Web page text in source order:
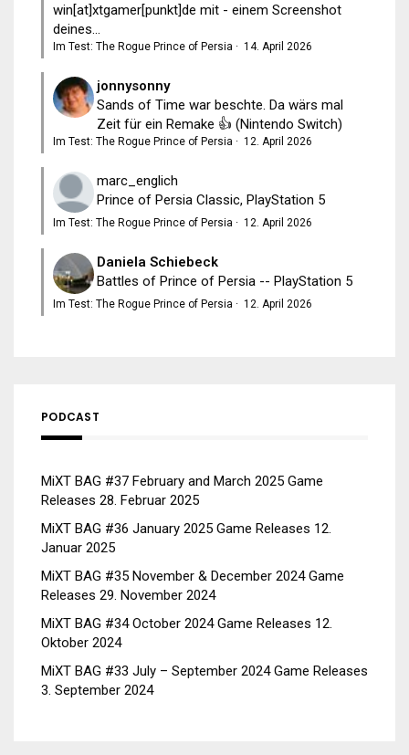
win[at]xtgamer[punkt]de mit - einem Screenshot
deines...
Im Test: The Rogue Prince of Persia · 14. April 2026
jonnysonny
Sands of Time war beschte. Da wärs mal
Zeit für ein Remake 👍 (Nintendo Switch)
Im Test: The Rogue Prince of Persia · 12. April 2026
marc_englich
Prince of Persia Classic, PlayStation 5
Im Test: The Rogue Prince of Persia · 12. April 2026
Daniela Schiebeck
Battles of Prince of Persia -- PlayStation 5
Im Test: The Rogue Prince of Persia · 12. April 2026
PODCAST
MiXT BAG #37 February and March 2025 Game
Releases 28. Februar 2025
MiXT BAG #36 January 2025 Game Releases 12.
Januar 2025
MiXT BAG #35 November & December 2024 Game
Releases 29. November 2024
MiXT BAG #34 October 2024 Game Releases 12.
Oktober 2024
MiXT BAG #33 July – September 2024 Game Releases
3. September 2024